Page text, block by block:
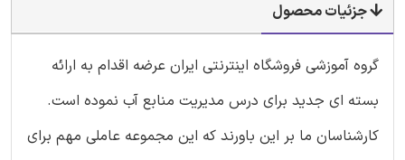
جزئیات محصول
گروه آموزشی فروشگاه اینترنتی ایران عرضه اقدام به ارائه
بسته ای جدید برای درس مدیریت منابع آب نموده است.
کارشناسان ما بر این باورند که این مجموعه عاملی مهم برای